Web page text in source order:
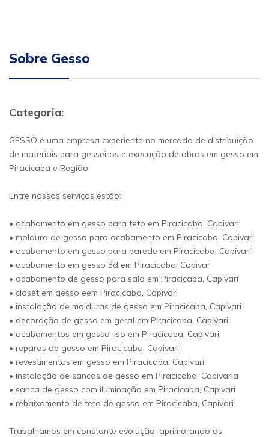
Sobre Gesso
Categoria:
GESSO é uma empresa experiente no mercado de distribuição
de materiais para gesseiros e execução de obras em gesso em
Piracicaba e Região.
Entre nossos serviços estão:
• acabamento em gesso para teto em Piracicaba, Capivari
• moldura de gesso para acabamento em Piracicaba, Capivari
• acabamento em gesso para parede em Piracicaba, Capivari
• acabamento em gesso 3d em Piracicaba, Capivari
• acabamento de gesso para sala em Piracicaba, Capivari
• closet em gesso eem Piracicaba, Capivari
• instalação de molduras de gesso em Piracicaba, Capivari
• decoração de gesso em geral em Piracicaba, Capivari
• acabamentos em gesso liso em Piracicaba, Capivari
• reparos de gesso em Piracicaba, Capivari
• revestimentos em gesso em Piracicaba, Capivari
• instalação de sancas de gesso em Piracicaba, Capivaria
• sanca de gesso com iluminação em Piracicaba, Capivari
• rebaixamento de teto de gesso em Piracicaba, Capivari
Trabalhamos em constante evolução, aprimorando os